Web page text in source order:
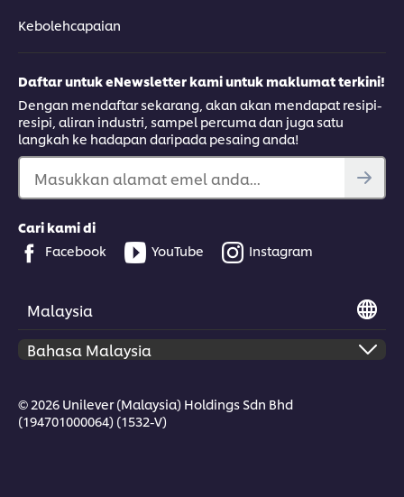
Kebolehcapaian
Daftar untuk eNewsletter kami untuk maklumat terkini!
Dengan mendaftar sekarang, akan akan mendapat resipi-
resipi, aliran industri, sampel percuma dan juga satu
langkah ke hadapan daripada pesaing anda!
Masukkan alamat emel anda...
Cari kami di
Facebook
YouTube Instagram
Malaysia
© 2026 Unilever (Malaysia) Holdings Sdn Bhd
(194701000064) (1532-V)